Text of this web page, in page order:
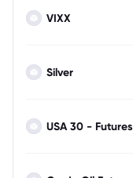
VIXX
Silver
USA 30 - Futures